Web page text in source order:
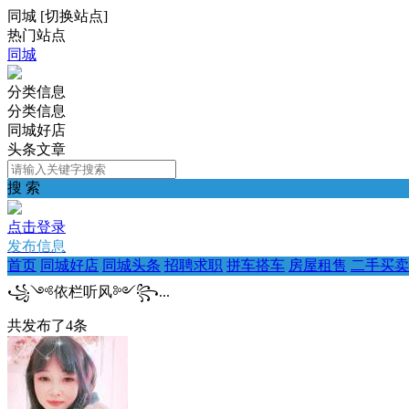
同城 [切换站点]
热门站点
同城
分类信息
分类信息
同城好店
头条文章
搜 索
点击登录
发布信息
首页 同城好店 同城头条 招聘求职 拼车搭车 房屋租售 二手买卖
꧁༺依栏听风༻꧂...
共发布了4条